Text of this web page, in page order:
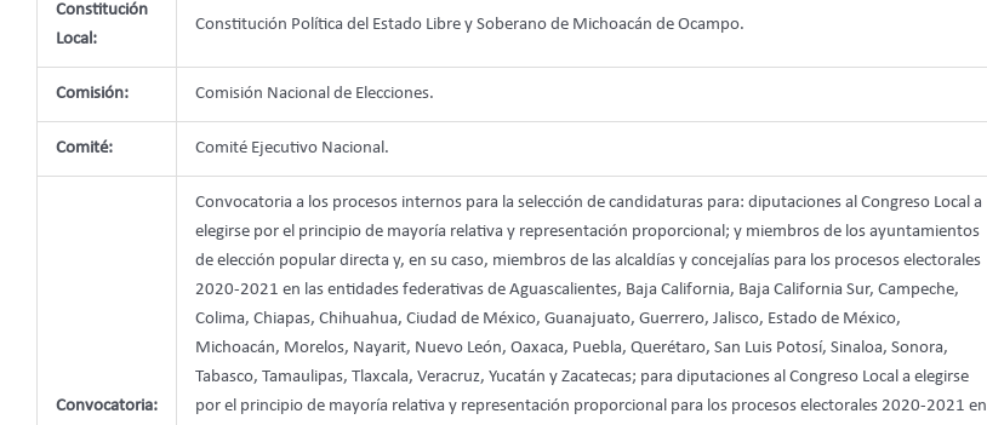
Constitución
Local:
Constitución Política del Estado Libre y Soberano de Michoacán de Ocampo.
Comisión: Comisión Nacional de Elecciones.
Comité: Comité Ejecutivo Nacional.
Convocatoria:
Convocatoria a los procesos internos para la selección de candidaturas para: diputaciones al Congreso Local a
elegirse por el principio de mayoría relativa y representación proporcional; y miembros de los ayuntamientos
de elección popular directa y, en su caso, miembros de las alcaldías y concejalías para los procesos electorales
2020-2021 en las entidades federativas de Aguascalientes, Baja California, Baja California Sur, Campeche,
Colima, Chiapas, Chihuahua, Ciudad de México, Guanajuato, Guerrero, Jalisco, Estado de México,
Michoacán, Morelos, Nayarit, Nuevo León, Oaxaca, Puebla, Querétaro, San Luis Potosí, Sinaloa, Sonora,
Tabasco, Tamaulipas, Tlaxcala, Veracruz, Yucatán y Zacatecas; para diputaciones al Congreso Local a elegirse
por el principio de mayoría relativa y representación proporcional para los procesos electorales 2020-2021 en